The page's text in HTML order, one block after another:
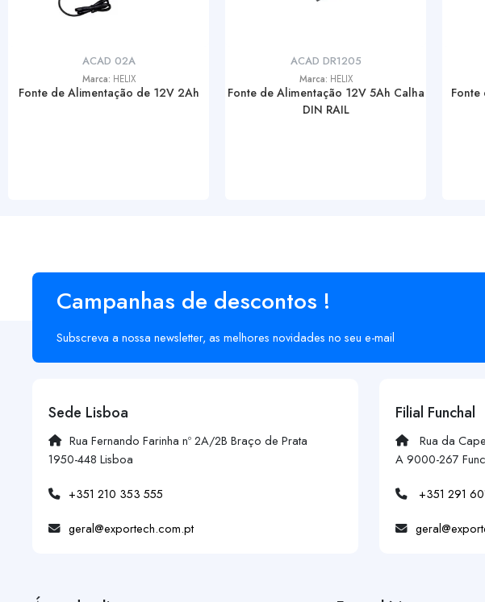
ACAD 02A
Marca: HELIX
Fonte de Alimentação de 12V 2Ah
ACAD DR1205
Marca: HELIX
Fonte de Alimentação 12V 5Ah Calha
DIN RAIL
Campanhas de descontos !
Subscreva a nossa newsletter, as melhores novidades no seu e-mail
Sede Lisboa
Rua Fernando Farinha nº 2A/2B Braço de Prata
1950-448 Lisboa
+351 210 353 555
geral@exportech.com.pt
Filial Funchal
Rua da
A 9000-267
+351 291